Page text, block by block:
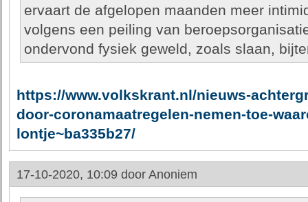
ervaart de afgelopen maanden meer
volgens een peiling van
ondervond fysiek geweld, zoals slaan,
https://www.volkskrant.nl/nieuws-
door-coronamaatregelen-nemen-toe-
lontje~ba335b27/
17-10-2020, 10:09 door Anoniem